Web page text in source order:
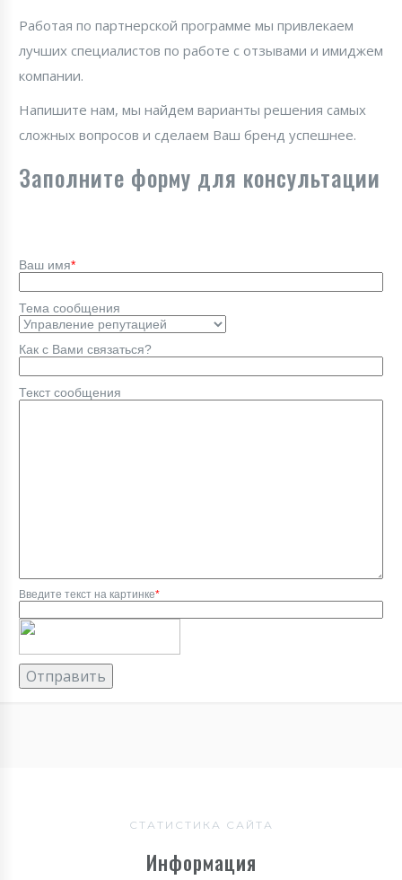
Работая по партнерской программе мы привлекаем
лучших специалистов по работе с отзывами и имиджем
компании.
Напишите нам, мы найдем варианты решения самых
сложных вопросов и сделаем Ваш бренд успешнее.
Заполните форму для консультации
Ваш имя*
Тема сообщения
Как с Вами связаться?
Текст сообщения
Введите текст на картинке*
СТАТИСТИКА САЙТА
Информация